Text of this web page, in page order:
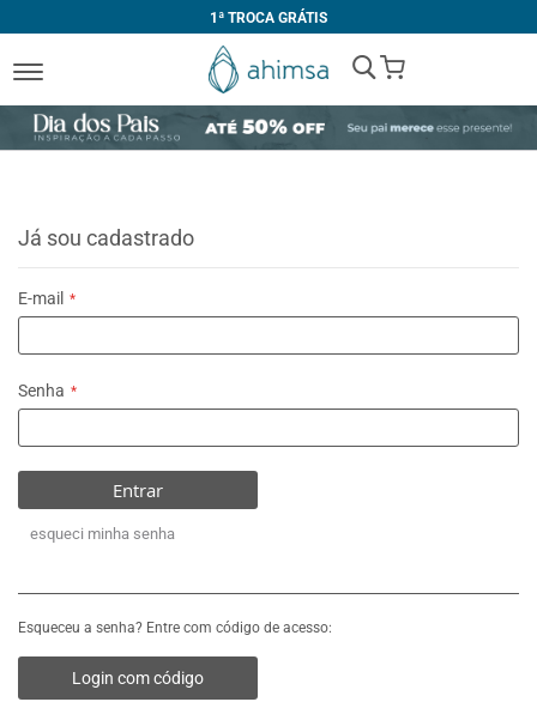
1ª TROCA GRÁTIS
My Cart
Já sou cadastrado
E-mail
Senha
Entrar
esqueci minha senha
Esqueceu a senha? Entre com código de acesso:
Login com código